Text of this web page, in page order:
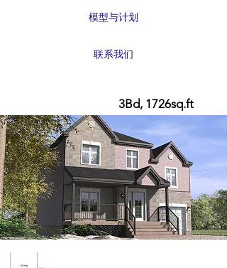
模型与计划
联系我们
3Bd, 1726sq.ft